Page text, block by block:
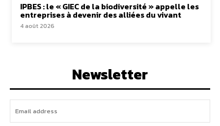
IPBES : le « GIEC de la biodiversité » appelle les
entreprises à devenir des alliées du vivant
4 août 2026
Newsletter